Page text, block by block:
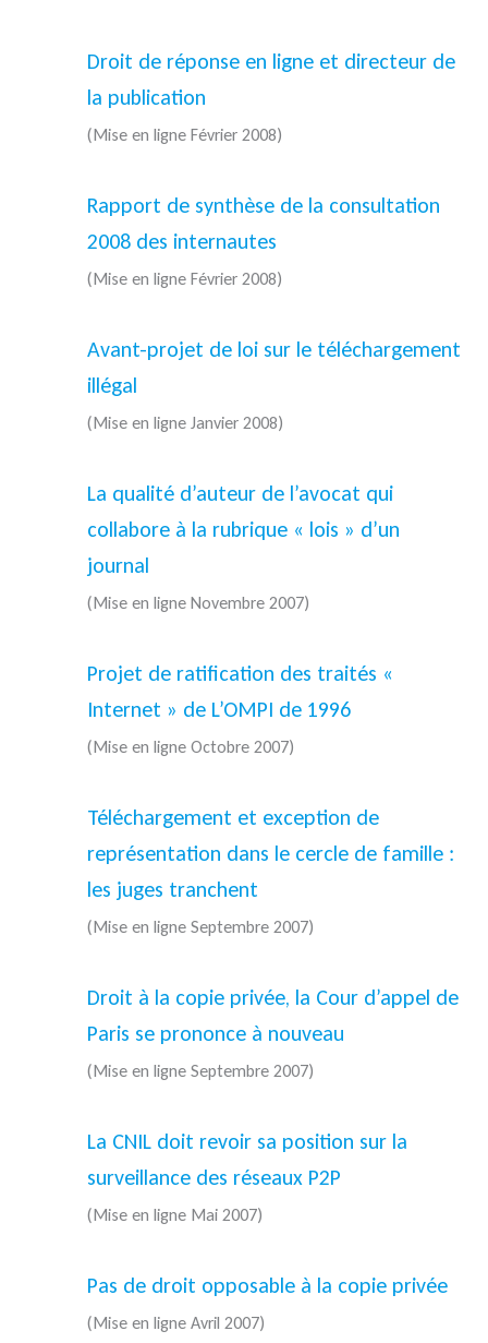
Droit de réponse en ligne et directeur de
la publication
(Mise en ligne Février 2008)
Rapport de synthèse de la consultation
2008 des internautes
(Mise en ligne Février 2008)
Avant-projet de loi sur le téléchargement
illégal
(Mise en ligne Janvier 2008)
La qualité d’auteur de l’avocat qui
collabore à la rubrique « lois » d’un
journal
(Mise en ligne Novembre 2007)
Projet de ratification des traités «
Internet » de L’OMPI de 1996
(Mise en ligne Octobre 2007)
Téléchargement et exception de
représentation dans le cercle de famille :
les juges tranchent
(Mise en ligne Septembre 2007)
Droit à la copie privée, la Cour d’appel de
Paris se prononce à nouveau
(Mise en ligne Septembre 2007)
La CNIL doit revoir sa position sur la
surveillance des réseaux P2P
(Mise en ligne Mai 2007)
Pas de droit opposable à la copie privée
(Mise en ligne Avril 2007)